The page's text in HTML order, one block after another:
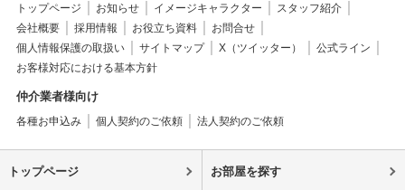
トップページ お知らせ イメージキャラクター
スタッフ紹介
会社概要
採用情報 お役立ち資料
お問合せ
個人情報保護の取扱い
サイトマップ X（ツイッター）
公式ライン
お客様対応における基本方針
仲介業者様向け
各種お申込み 個人契約のご依頼 法人契約のご依頼
トップページ お部屋を探す